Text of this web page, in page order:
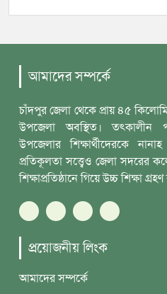
আমাদের সম্পর্কে
চাঁদপুর জেলা থেকে প্রায় ৪৫
উপজেলা অবস্থিত। তৎকালীন
উপজেলার শিক্ষার্থীদেরকে
প্রতিকূলতা সত্ত্বেও জেলা সদরের
শিক্ষাপ্রতিষ্ঠানে গিয়ে উচ্চ শিক্ষা
প্রয়োজনীয় লিংক
আমাদের সম্পর্কে